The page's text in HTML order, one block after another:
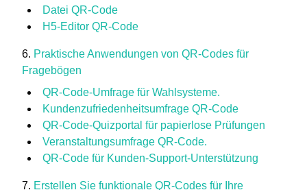
Datei QR-Code
H5-Editor QR-Code
Praktische Anwendungen von QR-Codes für
Fragebögen
QR-Code-Umfrage für Wahlsysteme.
Kundenzufriedenheitsumfrage QR-Code
QR-Code-Quizportal für papierlose Prüfungen
Veranstaltungsumfrage QR-Code.
QR-Code für Kunden-Support-Unterstützung
Erstellen Sie funktionale QR-Codes für Ihre